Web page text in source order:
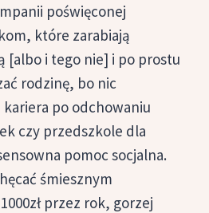
poświęconej
które zarabiają
[albo i tego nie] i po prostu
rodzinę, bo nic
kariera po odchowaniu
czy przedszkole dla
pomoc socjalna.
śmiesznym
przez rok, gorzej